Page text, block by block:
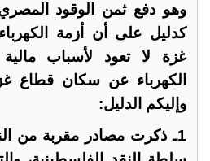
وهو دفع ثمن الوقود
كدليل على أن أزمة
غزة لا تعود لأسباب
الكهرباء عن سكان قطاع
وإليكم الدليل:
1ـ ذكرت مصادر مقربة من